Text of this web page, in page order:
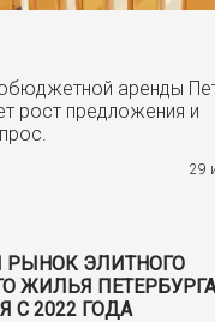
аренды
рост предложения и
29
РЫНОК ЭЛИТНОГО
ЖИЛЬЯ
С 2022 ГОДА